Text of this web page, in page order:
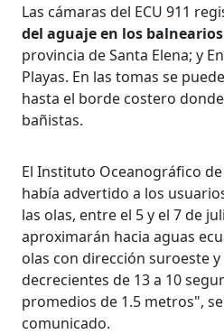
Las cámaras del ECU 911
del aguaje en los
provincia de Santa Elena; y
Playas. En las tomas se
hasta el borde costero
bañistas.
El Instituto Oceanográfico
había advertido a los
las olas, entre el 5 y el 7 de
aproximarán hacia aguas
olas con dirección suroeste
decrecientes de 13 a 10
promedios de 1.5 metros",
comunicado.